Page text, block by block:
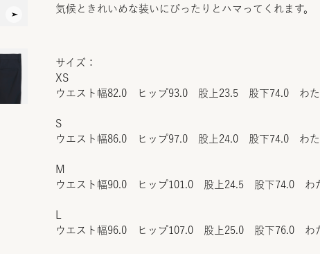
気候ときれいめな装いにぴったりとハマってくれます。
サイズ：
XS
ウエスト幅82.0 ヒップ93.0 股上23.5 股下74.0 わた
S
ウエスト幅86.0 ヒップ97.0 股上24.0 股下74.0 わた
M
ウエスト幅90.0 ヒップ101.0 股上24.5 股下74.0 わ
ウエスト幅96.0 ヒップ107.0 股上25.0 股下76.0 わ